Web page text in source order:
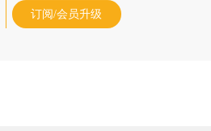
订阅/会员升级